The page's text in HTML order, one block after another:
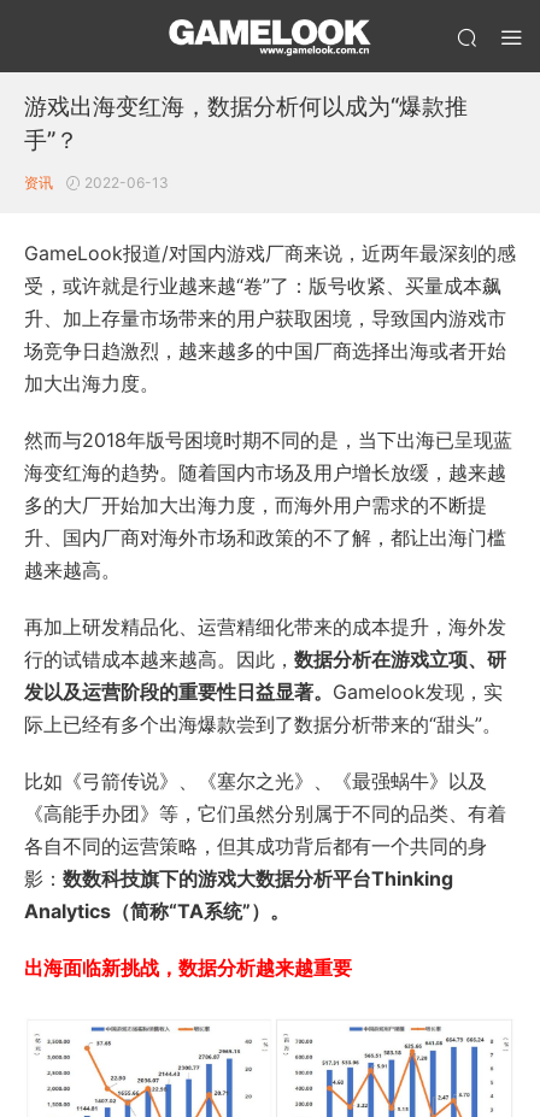
游戏出海变红海，数据分析何以成为“爆款推
手”？
资讯 2022-06-13
GameLook报道/对国内游戏厂商来说，近两年最深刻的感
受，或许就是行业越来越“卷”了：版号收紧、买量成本飙
升、加上存量市场带来的用户获取困境，导致国内游戏市
场竞争日趋激烈，越来越多的中国厂商选择出海或者开始
加大出海力度。
然而与2018年版号困境时期不同的是，当下出海已呈现蓝
海变红海的趋势。随着国内市场及用户增长放缓，越来越
多的大厂开始加大出海力度，而海外用户需求的不断提
升、国内厂商对海外市场和政策的不了解，都让出海门槛
越来越高。
再加上研发精品化、运营精细化带来的成本提升，海外发
行的试错成本越来越高。因此， 数据分析在游戏立项、研
发以及运营阶段的重要性日益显著。 Gamelook发现，实
际上已经有多个出海爆款尝到了数据分析带来的“甜头”。
比如《弓箭传说》、《塞尔之光》、《最强蜗牛》以及
《高能手办团》等，它们虽然分别属于不同的品类、有着
各自不同的运营策略，但其成功背后都有一个共同的身
影： 数数科技旗下的游戏大数据分析平台Thinking
Analytics（简称“TA系统”）。
出海面临新挑战，数据分析越来越重要